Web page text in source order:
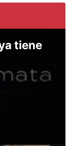
tiene